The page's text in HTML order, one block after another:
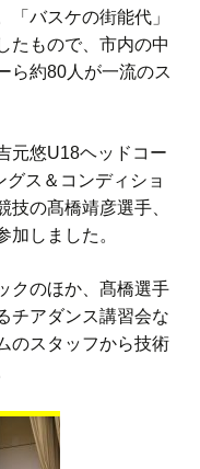
バスケの街能代」
たもので、市内の中
ら約80人が一流のス
元悠U18ヘッドコー
ス＆コンディショ
技の髙橋靖彦選手、
加しました。
クのほか、髙橋選手
チアダンス講習会な
のスタッフから技術